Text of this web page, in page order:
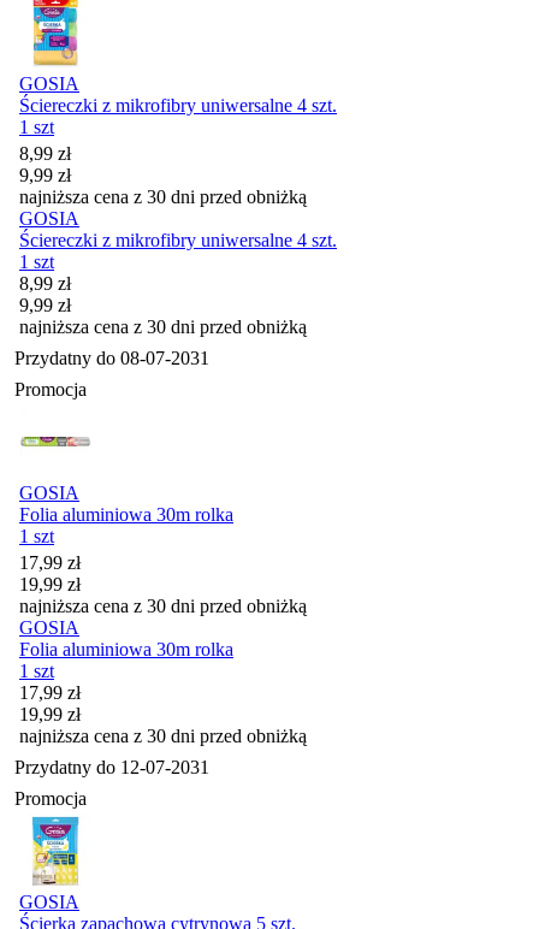
GOSIA
Ściereczki z mikrofibry uniwersalne 4 szt.
1 szt
Cena promocyjna
8,99 zł
9,99 zł
najniższa cena z 30 dni przed obniżką
GOSIA
Ściereczki z mikrofibry uniwersalne 4 szt.
1 szt
Cena promocyjna
8,99 zł
9,99 zł
najniższa cena z 30 dni przed obniżką
Przydatny do 08-07-2031
Promocja
GOSIA
Folia aluminiowa 30m rolka
1 szt
Cena promocyjna
17,99 zł
19,99 zł
najniższa cena z 30 dni przed obniżką
GOSIA
Folia aluminiowa 30m rolka
1 szt
Cena promocyjna
17,99 zł
19,99 zł
najniższa cena z 30 dni przed obniżką
Przydatny do 12-07-2031
Promocja
GOSIA
Ścierka zapachowa cytrynowa 5 szt.